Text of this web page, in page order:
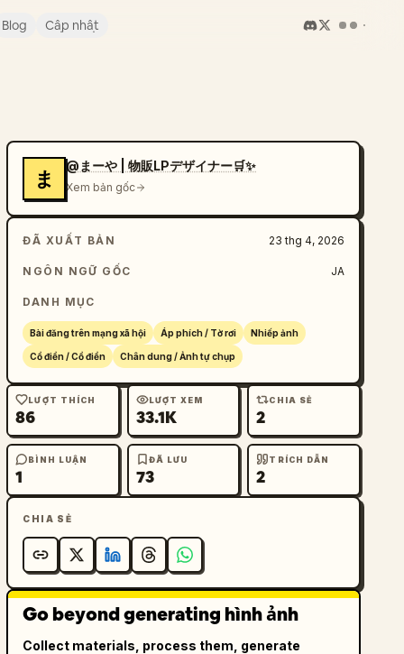
Blog Cập nhật
ま
@まーや | 物販LPデザイナー🛒✨
Xem bản gốc
ĐÃ XUẤT BẢN 23 thg 4, 2026
NGÔN NGỮ GỐC JA
DANH MỤC
Bài đăng trên mạng xã hội Áp phích / Tờ rơi Nhiếp ảnh
Cổ điển / Cổ điển Chân dung / Ảnh tự chụp
LƯỢT THÍCH
86
LƯỢT XEM
33.1K
CHIA SẺ
2
BÌNH LUẬN
1
ĐÃ LƯU
73
TRÍCH DẪN
2
CHIA SẺ
Go beyond generating hình ảnh
Collect materials, process them, generate